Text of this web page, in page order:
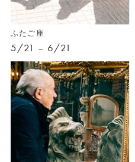
ふたご座
5/21 – 6/21